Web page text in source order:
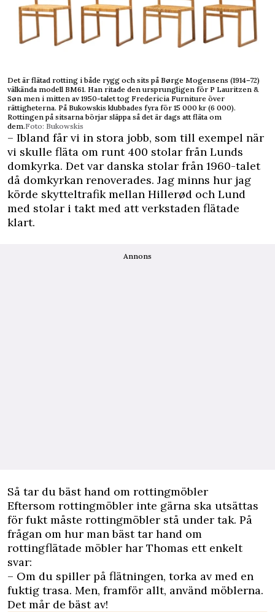
Det är flätad rotting i både rygg och sits på Børge Mogensens (1914–72)
välkända modell BM61. Han ritade den ursprungligen för P Lauritzen &
Søn men i mitten av 1950-talet tog Fredericia Furniture över
rättigheterna. På Bukowskis klubbades fyra för 15 000 kr (6 000).
Rottingen på sitsarna börjar släppa så det är dags att fläta om
dem.Foto: Bukowskis
– Ibland får vi in stora jobb, som till exempel när
vi skulle fläta om runt 400 stolar från Lunds
domkyrka. Det var danska stolar från 1960-talet
då domkyrkan renoverades. Jag minns hur jag
körde skytteltrafik mellan Hillerød och Lund
med stolar i takt med att verkstaden flätade
klart.
Annons
Så tar du bäst hand om rottingmöbler
Eftersom rottingmöbler inte gärna ska utsättas
för fukt måste rottingmöbler stå under tak. På
frågan om hur man bäst tar hand om
rottingflätade möbler har Thomas ett enkelt
svar:
– Om du spiller på flätningen, torka av med en
fuktig trasa. Men, framför allt, använd möblerna.
Det mår de bäst av!